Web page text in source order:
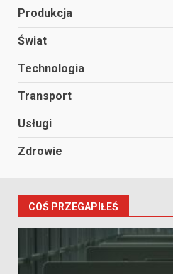
Produkcja
Świat
Technologia
Transport
Usługi
Zdrowie
COŚ PRZEGAPIŁEŚ